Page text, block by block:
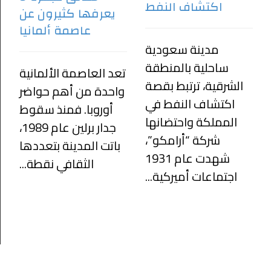
يعرفها كثيرون عن
عاصمة ألمانيا
تعد العاصمة الألمانية
واحدة من أهم حواضر
أوروبا. فمنذ سقوط
جدار برلين عام 1989،
باتت المدينة بتعددها
الثقافي نقطة...
اكتشاف النفط
مدينة سعودية
ساحلية بالمنطقة
الشرقية، ترتبط بقصة
اكتشاف النفط في
المملكة واحتضانها
شركة “أرامكو”،
شهدت عام 1931
اجتماعات أميركية...